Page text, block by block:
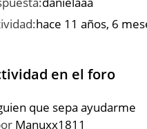
hace 11 años, 6
en el foro
que sepa ayudarme
Manuxx1811